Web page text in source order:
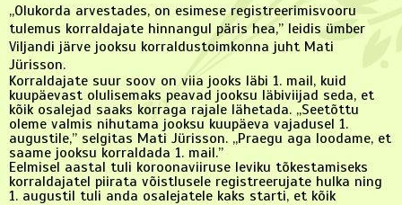
„Olukorda arvestades, on esimese registreerimisvooru
tulemus korraldajate hinnangul päris hea,” leidis ümber
Viljandi järve jooksu korraldustoimkonna juht Mati
Jürisson.
Korraldajate suur soov on viia jooks läbi 1. mail, kuid
kuupäevast olulisemaks peavad jooksu läbiviijad seda, et
kõik osalejad saaks korraga rajale lähetada. „Seetõttu
oleme valmis nihutama jooksu kuupäeva vajadusel 1.
augustile,” selgitas Mati Jürisson. „Praegu aga loodame, et
saame jooksu korraldada 1. mail.”
Eelmisel aastal tuli koroonaviiruse leviku tõkestamiseks
korraldajatel piirata võistlusele registreerujate hulka ning
1. augustil tuli anda osalejatele kaks starti, et kõik